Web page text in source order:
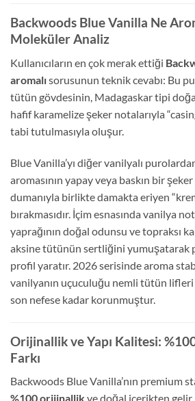
Backwoods Blue Vanilla Ne
Moleküler Analiz
Kullanıcıların en çok merak ettiği
aromalısorusunun teknik cevabı: Bu
tütün gövdesinin, Madagaskar tipi
hafif karamelize şeker notalarıyla
tabi tutulmasıyla oluşur.
Blue Vanilla’yı diğer vanilyalı
aromasının yapay veya baskın bir
dumanıyla birlikte damakta eriyen
bırakmasıdır. İçim esnasında vanilya
yaprağının doğal odunsu ve topraksı
aksine tütünün sertliğini yumuşatarak
profil yaratır. 2026 serisinde aroma
vanilyanın uçuculuğu nemli tütün lifleri
son nefese kadar korunmuştur.
Orijinallik ve Yapı Kalitesi:
Farkı
Backwoods Blue Vanilla’nın premium
%100 orijinallikve doğal içerikten